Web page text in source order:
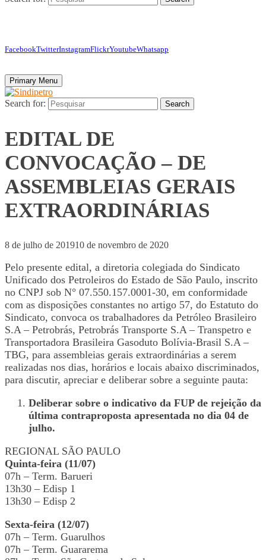
FacebookTwitterInstagramFlickrYoutubeWhatsapp
Primary Menu
Search for: Search
EDITAL DE
CONVOCAÇÃO – DE
ASSEMBLEIAS GERAIS
EXTRAORDINÁRIAS
8 de julho de 201910 de novembro de 2020
Pelo presente edital, a diretoria colegiada do Sindicato
Unificado dos Petroleiros do Estado de São Paulo, inscrito
no CNPJ sob N° 07.550.157.0001-30, em conformidade
com as disposições constantes no artigo 57, do Estatuto do
Sindicato, convoca os trabalhadores da Petróleo Brasileiro
S.A – Petrobrás, Petrobrás Transporte S.A – Transpetro e
Transportadora Brasileira Gasoduto Bolívia-Brasil S.A –
TBG, para assembleias gerais extraordinárias a serem
realizadas nos dias, horários e locais abaixo discriminados,
para discutir, apreciar e deliberar sobre a seguinte pauta:
Deliberar sobre o indicativo da FUP de rejeição da
última contraproposta apresentada no dia 04 de
julho.
REGIONAL SÃO PAULO
Quinta-feira (11/07)
07h – Term. Barueri
13h30 – Edisp 1
13h30 – Edisp 2
Sexta-feira (12/07)
07h – Term. Guarulhos
07h – Term. Guararema